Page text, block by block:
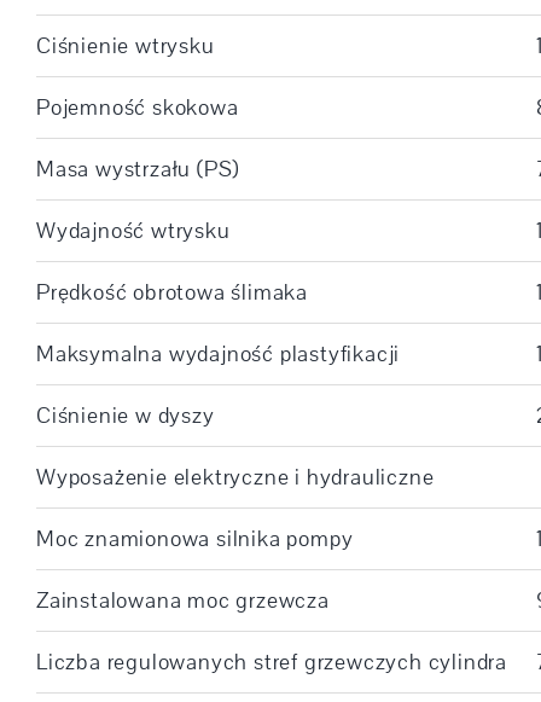
Ciśnienie wtrysku
Pojemność skokowa
Masa wystrzału (PS)
Wydajność wtrysku
Prędkość obrotowa ślimaka
Maksymalna wydajność plastyfikacji
Ciśnienie w dyszy
Wyposażenie elektryczne i hydrauliczne
Moc znamionowa silnika pompy
Zainstalowana moc grzewcza
Liczba regulowanych stref grzewczych cylindra